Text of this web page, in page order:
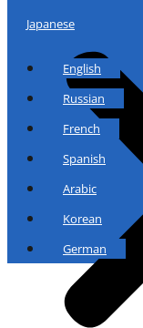
Japanese
English
Russian
French
Spanish
Arabic
Korean
German